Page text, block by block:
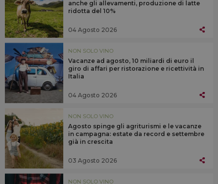
anche gli allevamenti, produzione di latte
ridotta del 10%
04 Agosto 2026
NON SOLO VINO
Vacanze ad agosto, 10 miliardi di euro il
giro di affari per ristorazione e ricettività in
Italia
04 Agosto 2026
NON SOLO VINO
Agosto spinge gli agriturismi e le vacanze
in campagna: estate da record e settembre
già in crescita
03 Agosto 2026
NON SOLO VINO